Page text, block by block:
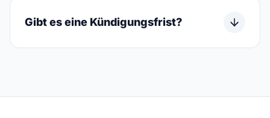
Gibt es eine Kündigungsfrist?